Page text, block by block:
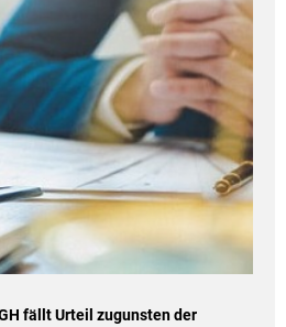
fällt Urteil zugunsten der